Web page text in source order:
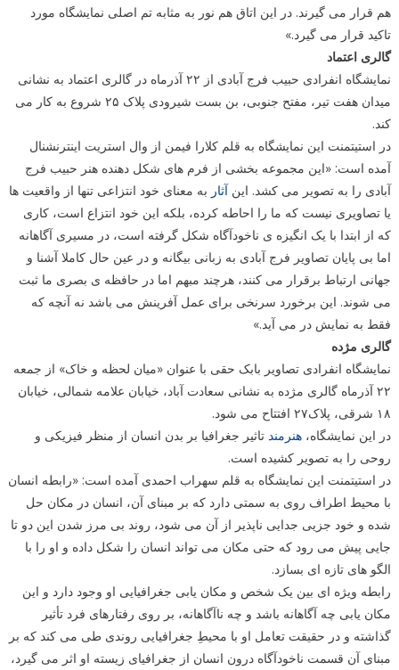
هم قرار می گیرند. در این اتاق هم نور به مثابه تم اصلی نمایشگاه مورد
تاکید قرار می گیرد.»
گالری اعتماد
نمایشگاه انفرادی حبیب فرج آبادی از ۲۲ آذرماه در گالری اعتماد به نشانی
میدان هفت تیر، مفتح جنوبی، بن بست شیرودی پلاک ۲۵ شروع به کار می
کند.
در استیتمنت این نمایشگاه به قلم کلارا فیمن از وال استریت اینترنشنال
آمده است: «این مجموعه بخشی از فرم های شکل دهنده هنر حبیب فرج
آبادی را به تصویر می کشد. این آثار به معنای خود انتزاعی تنها از واقعیت ها
یا تصاویری نیست که ما را احاطه کرده، بلکه این خود انتزاع است، کاری
که از ابتدا با یک انگیزه ی ناخودآگاه شکل گرفته است، در مسیری آگاهانه
اما بی پایان تصاویر فرج آبادی به زبانی بیگانه و در عین حال کاملا آشنا و
جهانی ارتباط برقرار می کنند، هرچند مبهم اما در حافظه ی بصری ما ثبت
می شوند. این برخورد سرنخی برای عمل آفرینش می باشد نه آنچه که
فقط به نمایش در می آید.»
گالری مژده
نمایشگاه انفرادی تصاویر بابک حقی با عنوان «میان لحظه و خاک» از جمعه
۲۲ آذرماه گالری مژده به نشانی سعادت آباد، خیابان علامه شمالی، خیابان
۱۸ شرقی، پلاک۲۷ افتتاح می شود.
در این نمایشگاه، هنرمندتاثیر جغرافیا بر بدن انسان از منظر فیزیکی و
روحی را به تصویر کشیده است.
در استیتمنت این نمایشگاه به قلم سهراب احمدی آمده است: «رابطه انسان
با محیط اطراف روی به سمتی دارد که بر مبنای آن، انسان در مکان حل
شده و خود جزیی جدایی ناپذیر از آن می شود، روند بی مرز شدن این دو تا
جایی پیش می رود که حتی مکان می تواند انسان را شکل داده و او را با
الگو های تازه ای بسازد.
رابطه ویژه ای بین یک شخص و مکان یابی جغرافیایی او وجود دارد و این
مکان یابی چه آگاهانه باشد و چه ناآگاهانه، بر روی رفتارهای فرد تأثیر
گذاشته و در حقیقت تعامل او با محیطِ جغرافیایی روندی طی می کند که بر
مبنای آن قسمت ناخودآگاه درون انسان از جغرافیای زیسته او اثر می گیرد،